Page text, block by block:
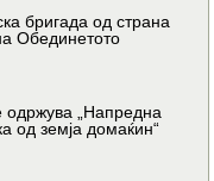
бригада од страна
Обединетото
одржува „Напредна
од земја домаќин“